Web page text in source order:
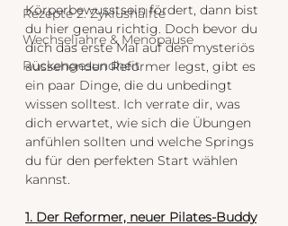
Rezepte 2. Zyklushälfte
Wechseljahre & Menopause
Rückengesundheit
Körperbewusstsein fördert, dann bist
du hier genau richtig. Doch bevor du
dich das erste Mal auf den mysteriös
aussehenden Reformer legst, gibt es
ein paar Dinge, die du unbedingt
wissen solltest. Ich verrate dir, was
dich erwartet, wie sich die Übungen
anfühlen sollten und welche Springs
du für den perfekten Start wählen
kannst.
1. Der Reformer‚ neuer Pilates-Buddy